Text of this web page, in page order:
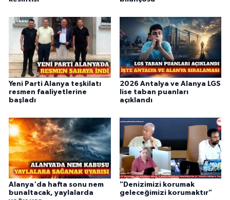
Yeni Parti Alanya teşkilatı
resmen faaliyetlerine
başladı
2026 Antalya ve Alanya LGS
lise taban puanları
açıklandı
Alanya'da hafta sonu nem
bunaltacak, yaylalarda
"Denizimizi korumak
geleceğimizi korumaktır"